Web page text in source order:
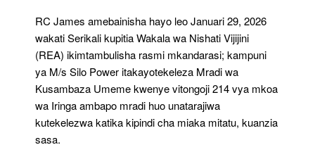
RC James amebainisha hayo leo Januari 29, 2026
wakati Serikali kupitia Wakala wa Nishati Vijijini
(REA) ikimtambulisha rasmi mkandarasi; kampuni
ya M/s Silo Power itakayotekeleza Mradi wa
Kusambaza Umeme kwenye vitongoji 214 vya mkoa
wa Iringa ambapo mradi huo unatarajiwa
kutekelezwa katika kipindi cha miaka mitatu, kuanzia
sasa.